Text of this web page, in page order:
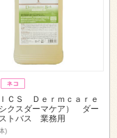
ＣＳ Ｄｅｒｍｃａｒｅ
シクスダーマケア） ダー
トバス 業務用
)